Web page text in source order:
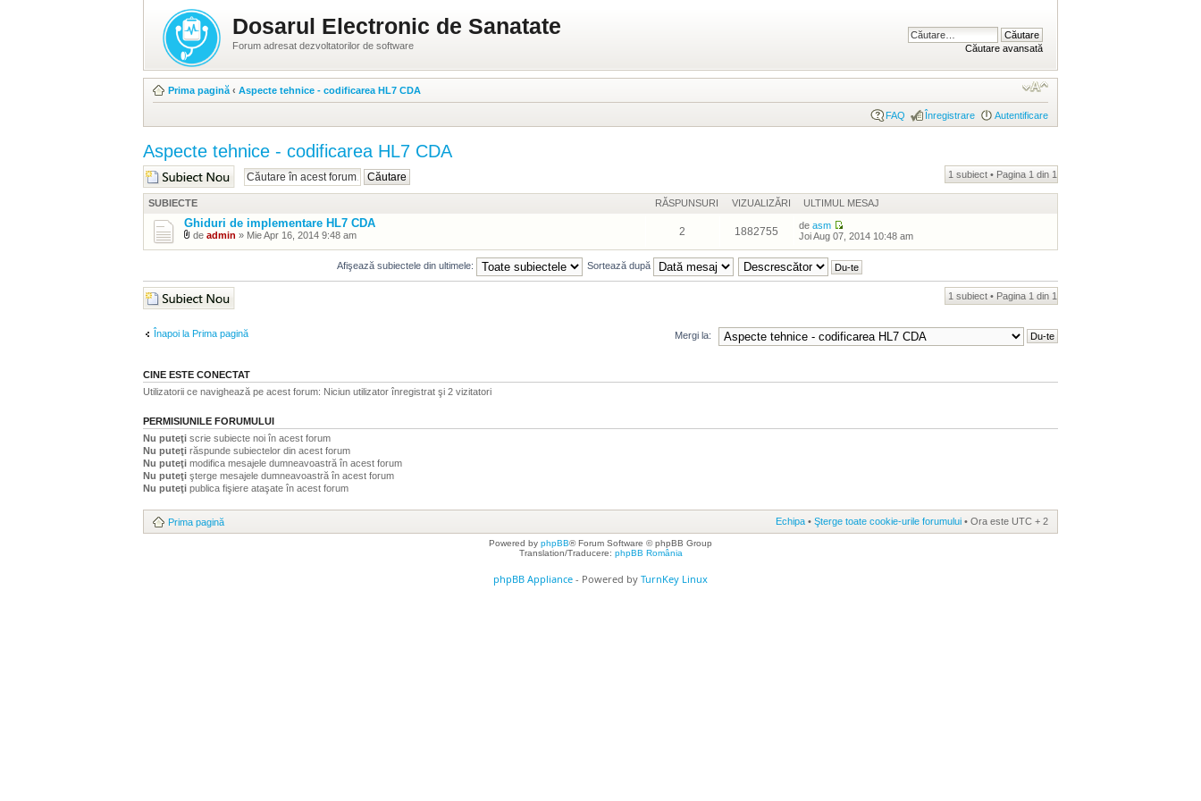
Dosarul Electronic de Sanatate
Forum adresat dezvoltatorilor de software Căutare avansată
Prima pagină ‹ Aspecte tehnice - codificarea HL7 CDA
FAQ Înregistrare Autentificare
Aspecte tehnice - codificarea HL7 CDA
Scrie un subiect nou 1 subiect • Pagina 1 din 1
SUBIECTE RĂSPUNSURI VIZUALIZĂRI ULTIMUL MESAJ
Ghiduri de implementare HL7 CDA
de admin » Mie Apr 16, 2014 9:48 am 2 1882755 de asm
Joi Aug 07, 2014 10:48 am
Afişează subiectele din ultimele: Sortează după
Scrie un subiect nou 1 subiect • Pagina 1 din 1
Înapoi la Prima pagină Mergi la:
CINE ESTE CONECTAT
Utilizatorii ce navighează pe acest forum: Niciun utilizator înregistrat şi 2 vizitatori
PERMISIUNILE FORUMULUI
Nu puteţi scrie subiecte noi în acest forum
Nu puteţi răspunde subiectelor din acest forum
Nu puteţi modifica mesajele dumneavoastră în acest forum
Nu puteţi şterge mesajele dumneavoastră în acest forum
Nu puteţi publica fişiere ataşate în acest forum
Prima pagină Echipa • Şterge toate cookie-urile forumului • Ora este UTC + 2
Powered by phpBB® Forum Software © phpBB Group
Translation/Traducere: phpBB România
phpBB Appliance - Powered by TurnKey Linux